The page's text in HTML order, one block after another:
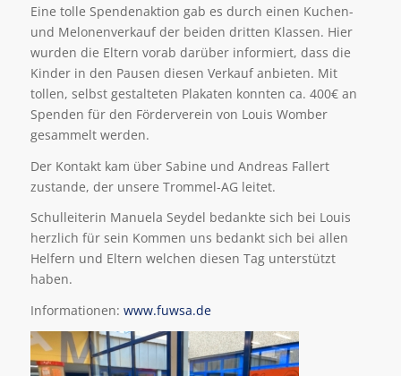
Eine tolle Spendenaktion gab es durch einen Kuchen-
und Melonenverkauf der beiden dritten Klassen. Hier
wurden die Eltern vorab darüber informiert, dass die
Kinder in den Pausen diesen Verkauf anbieten. Mit
tollen, selbst gestalteten Plakaten konnten ca. 400€ an
Spenden für den Förderverein von Louis Womber
gesammelt werden.
Der Kontakt kam über Sabine und Andreas Fallert
zustande, der unsere Trommel-AG leitet.
Schulleiterin Manuela Seydel bedankte sich bei Louis
herzlich für sein Kommen uns bedankt sich bei allen
Helfern und Eltern welchen diesen Tag unterstützt
haben.
Informationen: www.fuwsa.de